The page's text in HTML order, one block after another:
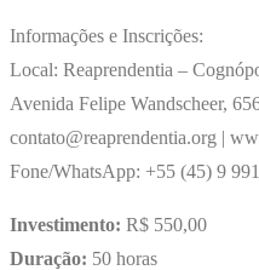
Informações e Inscrições:
Local: Reaprendentia –
Avenida Felipe Wandscheer,
contato@reaprendentia.org |
Fone/WhatsApp: +55 (45) 9
Investimento: R$ 550,00
Duração: 50 horas